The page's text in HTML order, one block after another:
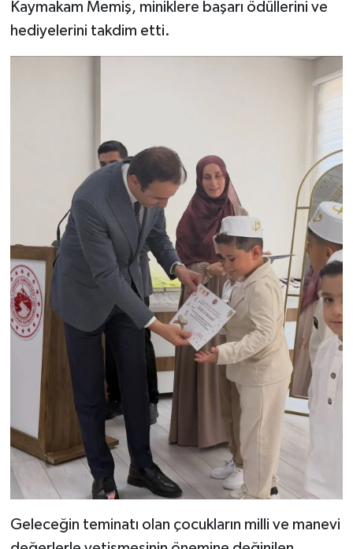
Kaymakam Memiş, miniklere başarı ödüllerini ve
hediyelerini takdim etti.
Geleceğin teminatı olan çocukların milli ve manevi